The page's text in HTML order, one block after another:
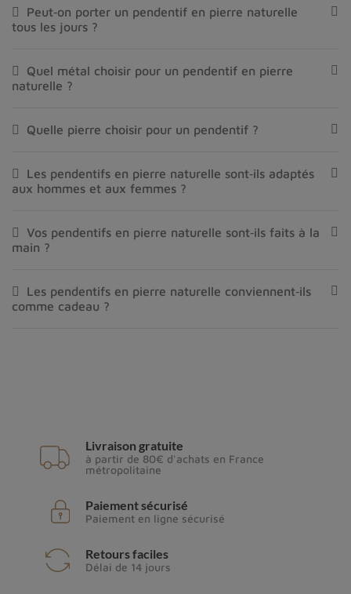
Peut‑on porter un pendentif en pierre naturelle
tous les jours ?
Quel métal choisir pour un pendentif en pierre
naturelle ?
Quelle pierre choisir pour un pendentif ?
Les pendentifs en pierre naturelle sont‑ils adaptés
aux hommes et aux femmes ?
Vos pendentifs en pierre naturelle sont‑ils faits à la
main ?
Les pendentifs en pierre naturelle conviennent‑ils
comme cadeau ?
Livraison gratuite
à partir de 80€ d'achats en France
métropolitaine
Paiement sécurisé
Paiement en ligne sécurisé
Retours faciles
Délai de 14 jours